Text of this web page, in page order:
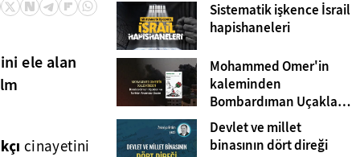
ele alan
cinayetini
Sistematik işkence İsrail
hapishaneleri
Mohammed Omer'in
kaleminden
Bombardıman Uçakları
ve Tanklar Arasında
Gazze
Devlet ve millet
binasının dört direği